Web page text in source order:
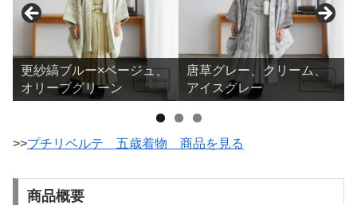
更紗縞ブルー×ベージュ、
オリーブグリーン
唐草グレー、クリーム、
アイスグレー
>>プチリベルテ 五歳着物 商品を見る
商品概要